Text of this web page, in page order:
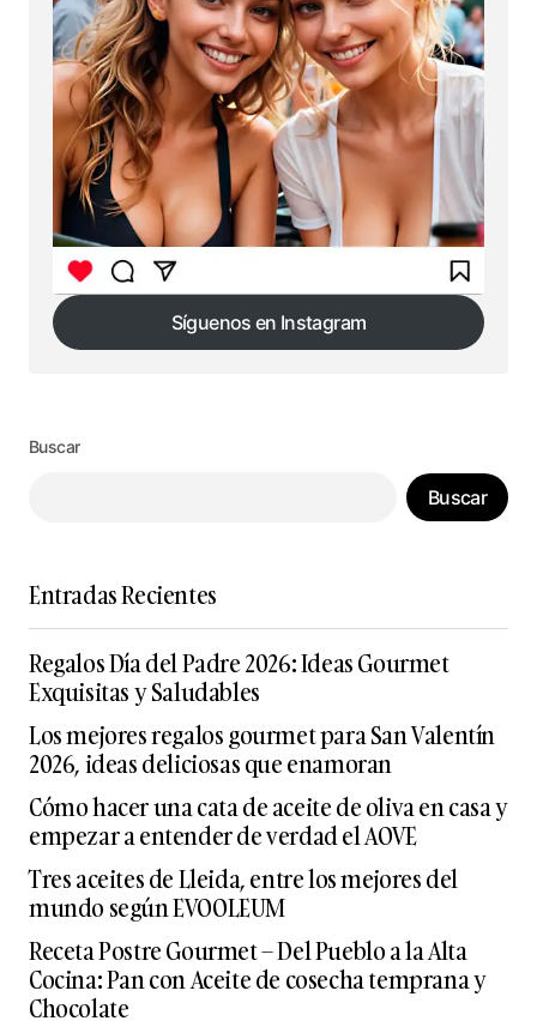
Síguenos en Instagram
Síguenos en Instagram
Buscar
Buscar
Entradas Recientes
Regalos Día del Padre 2026: Ideas Gourmet
Exquisitas y Saludables
Los mejores regalos gourmet para San Valentín
2026, ideas deliciosas que enamoran
Cómo hacer una cata de aceite de oliva en casa y
empezar a entender de verdad el AOVE
Tres aceites de Lleida, entre los mejores del
mundo según EVOOLEUM
Receta Postre Gourmet – Del Pueblo a la Alta
Cocina: Pan con Aceite de cosecha temprana y
Chocolate